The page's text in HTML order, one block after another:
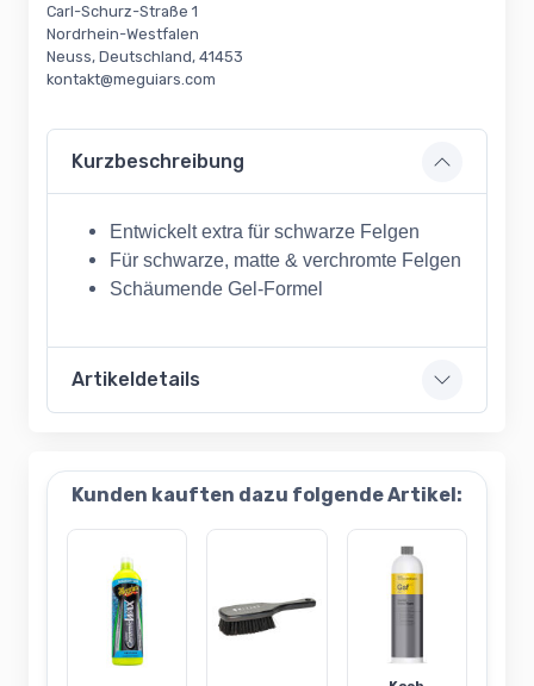
Carl-Schurz-Straße 1
Nordrhein-Westfalen
Neuss, Deutschland, 41453
kontakt@meguiars.com
Kurzbeschreibung
Entwickelt extra für schwarze Felgen
Für schwarze, matte & verchromte Felgen
Schäumende Gel-Formel
Artikeldetails
Kunden kauften dazu folgende Artikel: